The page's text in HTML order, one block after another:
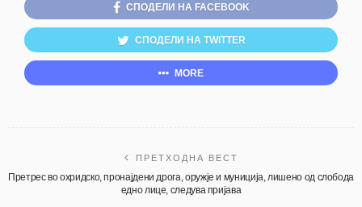
СПОДЕЛИ НА FACEBOOK
СПОДЕЛИ НА TWITTER
MORE
ПРЕТХОДНА ВЕСТ
Претрес во охридско, пронајдени дрога, оружје и муниција, лишено од слобода
едно лице, следува пријава